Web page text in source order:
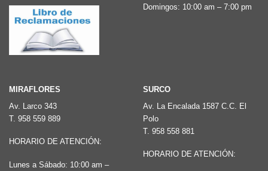
Domingos: 10:00 am – 7:00 pm
MIRAFLORES
Av. Larco 343
T. 958 559 889
HORARIO DE ATENCIÓN:
Lunes a Sábado: 10:00 am –
SURCO
Av. La Encalada 1587 C.C. El
Polo
T. 958 558 881
HORARIO DE ATENCIÓN: